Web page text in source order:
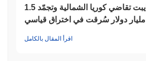
بايبت تقاضي كوريا الشمالية وتجمّد 1.5
مليار دولار سُرقت في اختراق قياسي
اقرأ المقال بالكامل